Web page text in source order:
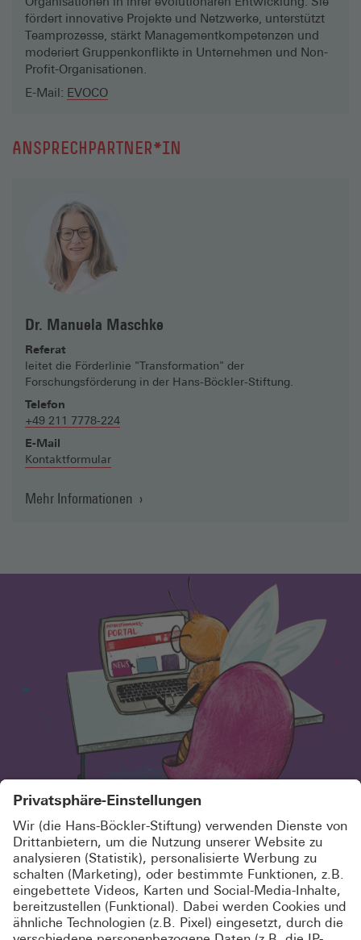
fördert innovative Projekte und Netzwerke, unterstützt
Teamprozesse, stärkt Managementkompetenzen und
moderiert Gruppenkonflikte in Unternehmen und Non-
Profit-Organisationen.
E-Mail: EVOCO
ANSPRECHPARTNER*IN
Dr. Manuela Maschke
Referat
leitet die Förderlinie "Transformation" der
Forschungsförderung in der Hans-Böckler-Stiftung.
Telefon
+49 211 7778-224
E-Mail
Kontaktformular
Mehr Informationen
SCHÖN, DASS DU HIER BIST!
MELDE DICH KOSTENLOS AN UND
ABONNIERE UNSEREN
NEWSLETTER